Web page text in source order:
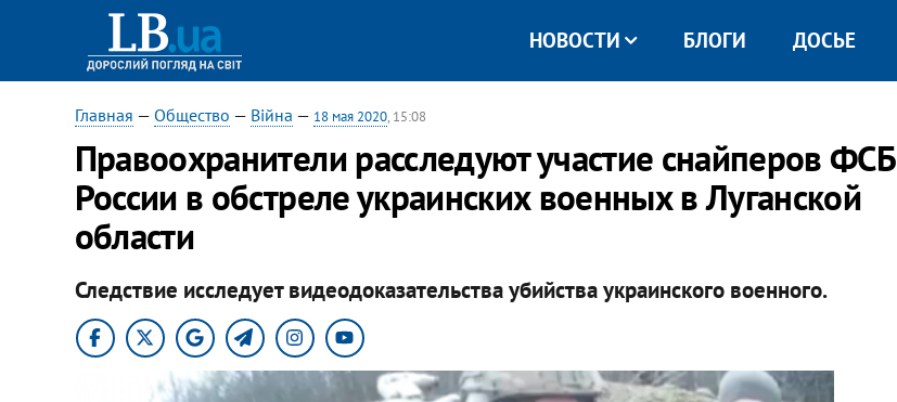
НОВОСТИ БЛОГИ ДОСЬЕ
Главная — Общество — Війна — 18 мая 2020, 15:08
Правоохранители расследуют участие снайперов ФСБ
России в обстреле украинских военных в Луганской
области
Следствие исследует видеодоказательства убийства украинского военного.